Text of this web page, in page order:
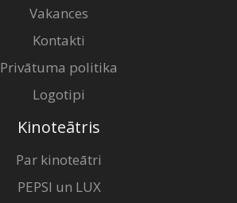
Vakances
Kontakti
Privātuma politika
Logotipi
Kinoteātris
Par kinoteātri
PEPSI un LUX